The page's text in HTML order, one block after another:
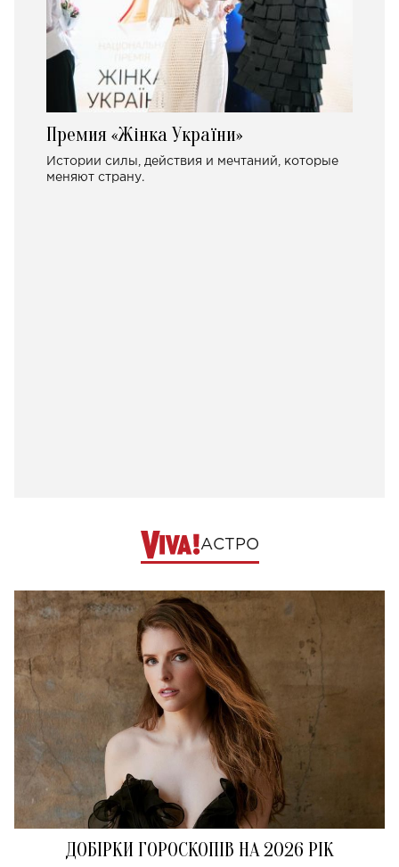
Премия «Жінка України»
Истории силы, действия и мечтаний, которые
меняют страну.
АСТРО
ДОБІРКИ ГОРОСКОПІВ НА 2026 РІК